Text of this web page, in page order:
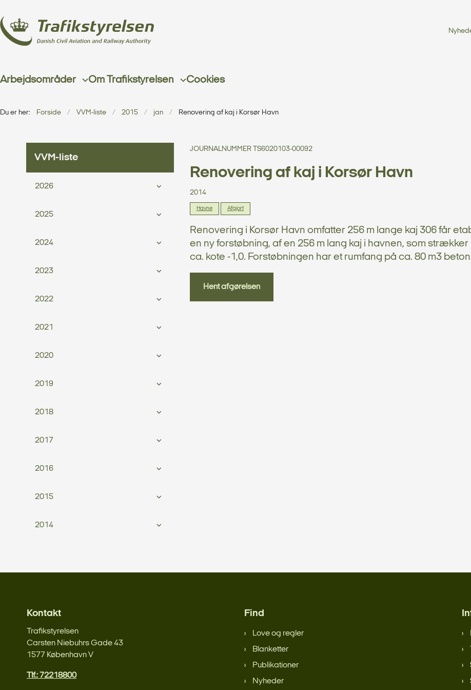
Arbejdsområder Om Trafikstyrelsen Cookies
Du er her: Forside VVM-liste 2015 jan Renovering af kaj i Korsør Havn
VVM-liste
2026
2025
2024
2023
2022
2021
2020
2019
2018
2017
2016
2015
2014
JOURNALNUMMER TS6020103-00092
Renovering af kaj i Korsør Havn
2014
Havne Afgjort
Renovering i Korsør Havn omfatter 256 m lange kaj 306 får
en ny forstøbning, af en 256 m lang kaj i havnen, som strækker
ca. kote -1,0. Forstøbningen har et rumfang på ca. 80 m3
Hent afgørelsen
Kontakt
Trafikstyrelsen
Carsten Niebuhrs Gade 43
1577 København V
Tlf.: 72218800
Find
Love og regler
Blanketter
Publikationer
Nyheder